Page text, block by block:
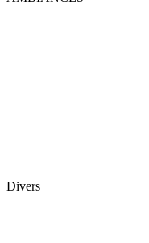
Divers